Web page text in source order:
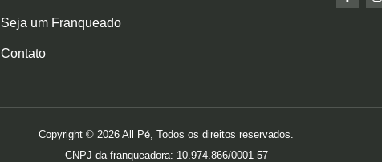
Seja um Franqueado
Contato
Copyright © 2026 All Pé, Todos os direitos reservados.
CNPJ da franqueadora: 10.974.866/0001-57